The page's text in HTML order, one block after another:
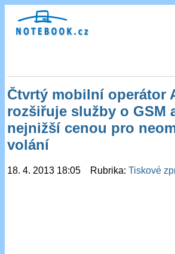
Čtvrtý mobilní operátor
rozšiřuje služby o GSM
nejnižší cenou pro
volání
18. 4. 2013 18:05 Rubrika:Tiskové